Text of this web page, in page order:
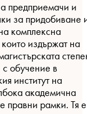
предприемачи и
за придобиване
комплексна
издържат на
с обучение в
институт на
академична
правни рамки. Тя е